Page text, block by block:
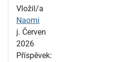
Vložil/a
Naomi
j. Červen
2026
Příspěvek: